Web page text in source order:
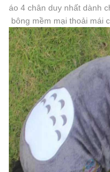
áo 4 chân duy nhất dành
bông mềm mại thoải mái